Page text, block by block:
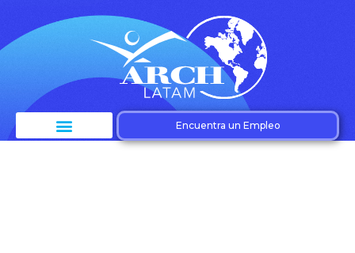
Encuentra un Empleo